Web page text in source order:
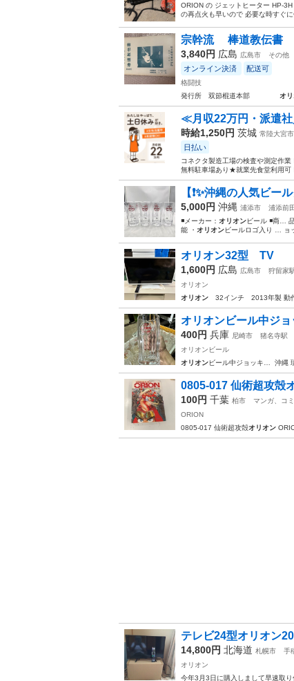
ORION の ジェットヒーター HP-
の再点火も早いので 必要な時すぐ
宗幹流 棒道教伝書
3,840円 広島 広島市 その他
オンライン決済 配送可
格闘技
発行所 双節棍道本部 オ
≪月収22万円・派遣
時給1,250円 茨城 常陸大宮市
日払い
コネクタ製造工場の検査や測定作
無料駐車場あり★就業先食堂利用可
【❗️✨沖縄の人気ビー
5,000円 沖縄 浦添市 浦添前
◾️メーカー： オリオンビール ◾️商…
能 ・ オリオンビールロゴ入り … ョ
オリオン32型 TV
1,600円 広島 広島市 狩留家
オリオン
オリオン 32インチ 2013年製 動
オリオンビール中ジ
400円 兵庫 尼崎市 猪名寺駅
オリオンビール
オリオンビール中ジョッキ… ️ 沖縄
0805-017 仙術超攻殻
100円 千葉 柏市
マンガ、コ
ORION
0805-017 仙術超攻殻オリオン
テレビ24型オリオン
14,800円 北海道 札幌市 手
オリオン
今年3月3日に購入しまして早速取